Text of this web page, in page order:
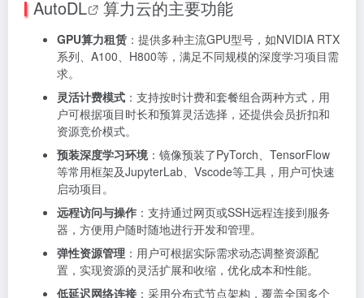
AutoDL 算力云的主要功能
GPU算力租赁 ：提供多种主流GPU型号，如NVIDIA RTX
系列、A100、H800等，满足不同规模的深度学习项目需
求。
灵活计费模式 ：支持按时计费和套餐组合两种方式，用
户可根据项目时长和预算灵活选择，还提供会员折扣和
资源竞价模式。
预装深度学习环境 ：镜像预装了PyTorch、TensorFlow
等常用框架及JupyterLab、Vscode等工具，用户可快速
启动项目。
远程访问与操作 ：支持通过网页或SSH远程连接到服务
器，方便用户随时随地进行开发和管理。
弹性资源管理 ：用户可根据实际需求动态调整资源配
置，实现资源的灵活扩展和收缩，优化成本和性能。
低延迟网络连接 ：采用分布式节点架构，覆盖全国多个